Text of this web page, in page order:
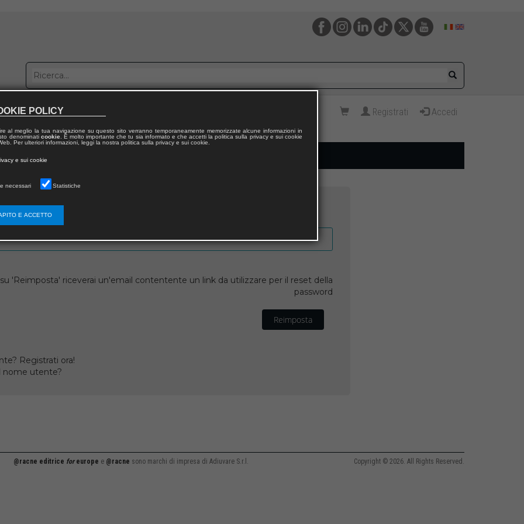
con noi Registrati Accedi
'Reimposta' riceverai un'email contentente un link da utilizzare per il reset della
password
Reimposta
Registrati ora!
nome utente?
@racne editrice foreurope e @racne sono marchi di impresa di Adiuvare S.r.l. Copyright © 2026. All Rights Reserved.
POLICY
al meglio la tua navigazione su questo sito verranno temporaneamente memorizzate alcune informazioni in
denominati cookie. È molto importante che tu sia informato e che accetti la politica sulla privacy e sui cookie
Per ulteriori informazioni, leggi la nostra politica sulla privacy e sui cookie.
e sui cookie
necessari Statistiche
E ACCETTO